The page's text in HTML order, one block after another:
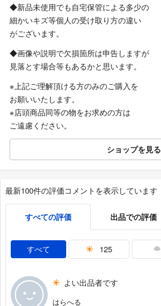
◆新品未使用でも自宅保管による多少の
細かいキズ等個人の受け取り方の違い
がございます。
◆画像や説明で欠損箇所は申告しますが
見落とす場合等もあるかと思います。
※上記ご理解頂ける方のみのご購入を
お願いいたします。
※店頭商品同等の物をお求めの方は
ご遠慮ください。
ショップを見る
最新100件の評価コメントを表示しています
すべての評価 出品での評価
すべて 125
よい出品者です
はらへる